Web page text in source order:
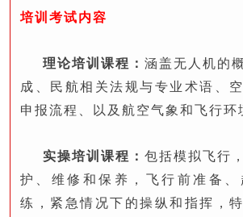
培训考试内容
理论培训课程： 涵盖无人机的
成、民航相关法规与专业术语、
申报流程、以及航空气象和飞行环
实操培训课程： 包括模拟飞行
护、维修和保养，飞行前准备、
练，紧急情况下的操纵和指挥，